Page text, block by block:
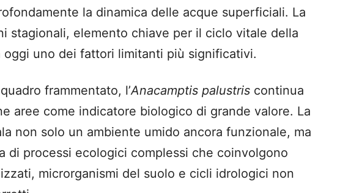
la dinamica delle acque superficiali. La
stagionali, elemento chiave per il ciclo vitale della
oggi uno dei fattori limitanti più significativi.
frammentato, l’Anacamptis palustris continua
aree come indicatore biologico di grande valore. La
non solo un ambiente umido ancora funzionale, ma
di processi ecologici complessi che coinvolgono
microrganismi del suolo e cicli idrologici non